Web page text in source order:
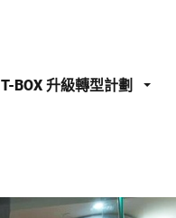
T-BOX 升級轉型計劃